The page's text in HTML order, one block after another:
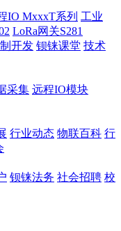
IO MxxxT系列 工业
LoRa网关S281
开发 钡铼课堂 技术
采集 远程IO模块
行业动态 物联百科 行
钡铼法务 社会招聘 校